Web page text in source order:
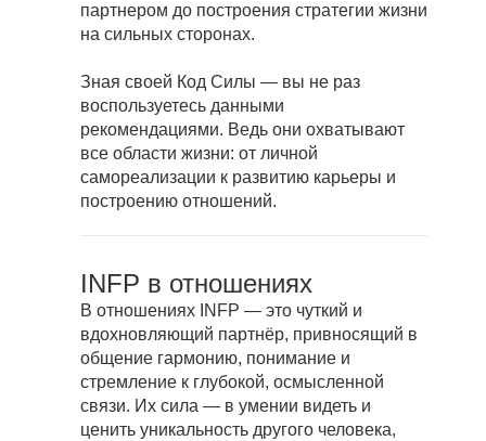
партнером до построения стратегии жизни
на сильных сторонах.
Зная своей Код Силы — вы не раз
воспользуетесь данными
рекомендациями. Ведь они охватывают
все области жизни: от личной
самореализации к развитию карьеры и
построению отношений.
INFP в отношениях
В отношениях INFP — это чуткий и
вдохновляющий партнёр, привносящий в
общение гармонию, понимание и
стремление к глубокой, осмысленной
связи. Их сила — в умении видеть и
ценить уникальность другого человека,